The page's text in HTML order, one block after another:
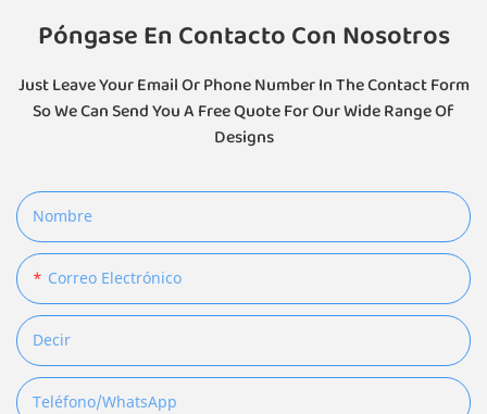
Póngase En Contacto Con Nosotros
Just Leave Your Email Or Phone Number In The Contact Form
So We Can Send You A Free Quote For Our Wide Range Of
Designs
Nombre
Correo Electrónico
Decir
Teléfono/WhatsApp